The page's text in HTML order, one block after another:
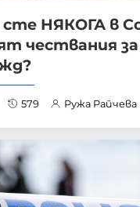
сте НЯКОГА в
чествания
579 Ружа Райчева